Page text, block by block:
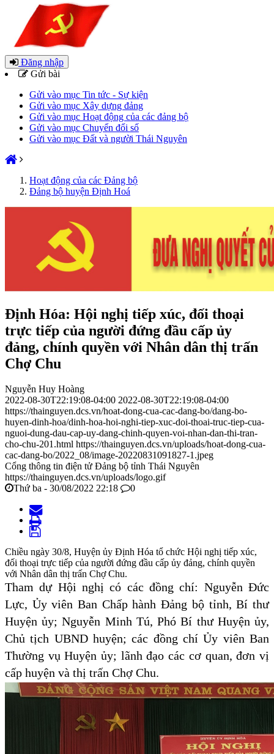
Đăng nhập
Gửi bài
Gửi vào mục Tin tức - Sự kiện
Gửi vào mục Xây dựng đảng
Gửi vào mục Hoạt động của các đảng bộ
Gửi vào mục Chuyển đổi số
Gửi vào mục Đất và người Thái Nguyên
Hoạt động của các Đảng bộ
Đảng bộ huyện Định Hoá
Định Hóa: Hội nghị tiếp xúc, đối thoại
trực tiếp của người đứng đầu cấp ủy
đảng, chính quyền với Nhân dân thị trấn
Chợ Chu
Nguyễn Huy Hoàng
2022-08-30T22:19:08-04:00 2022-08-30T22:19:08-04:00
https://thainguyen.dcs.vn/hoat-dong-cua-cac-dang-bo/dang-bo-
huyen-dinh-hoa/dinh-hoa-hoi-nghi-tiep-xuc-doi-thoai-truc-tiep-cua-
nguoi-dung-dau-cap-uy-dang-chinh-quyen-voi-nhan-dan-thi-tran-
cho-chu-201.html https://thainguyen.dcs.vn/uploads/hoat-dong-cua-
cac-dang-bo/2022_08/image-20220831091827-1.jpeg
Cổng thông tin điện tử Đảng bộ tỉnh Thái Nguyên
https://thainguyen.dcs.vn/uploads/logo.gif
Thứ ba - 30/08/2022 22:18
0
Chiều ngày 30/8, Huyện ủy Định Hóa tổ chức Hội nghị tiếp xúc,
đối thoại trực tiếp của người đứng đầu cấp ủy đảng, chính quyền
với Nhân dân thị trấn Chợ Chu.
Tham dự Hội nghị có các đồng chí: Nguyễn Đức
Lực, Ủy viên Ban Chấp hành Đảng bộ tỉnh, Bí thư
Huyện ủy; Nguyễn Minh Tú, Phó Bí thư Huyện ủy,
Chủ tịch UBND huyện; các đồng chí Ủy viên Ban
Thường vụ Huyện ủy; lãnh đạo các cơ quan, đơn vị
cấp huyện và thị trấn Chợ Chu.